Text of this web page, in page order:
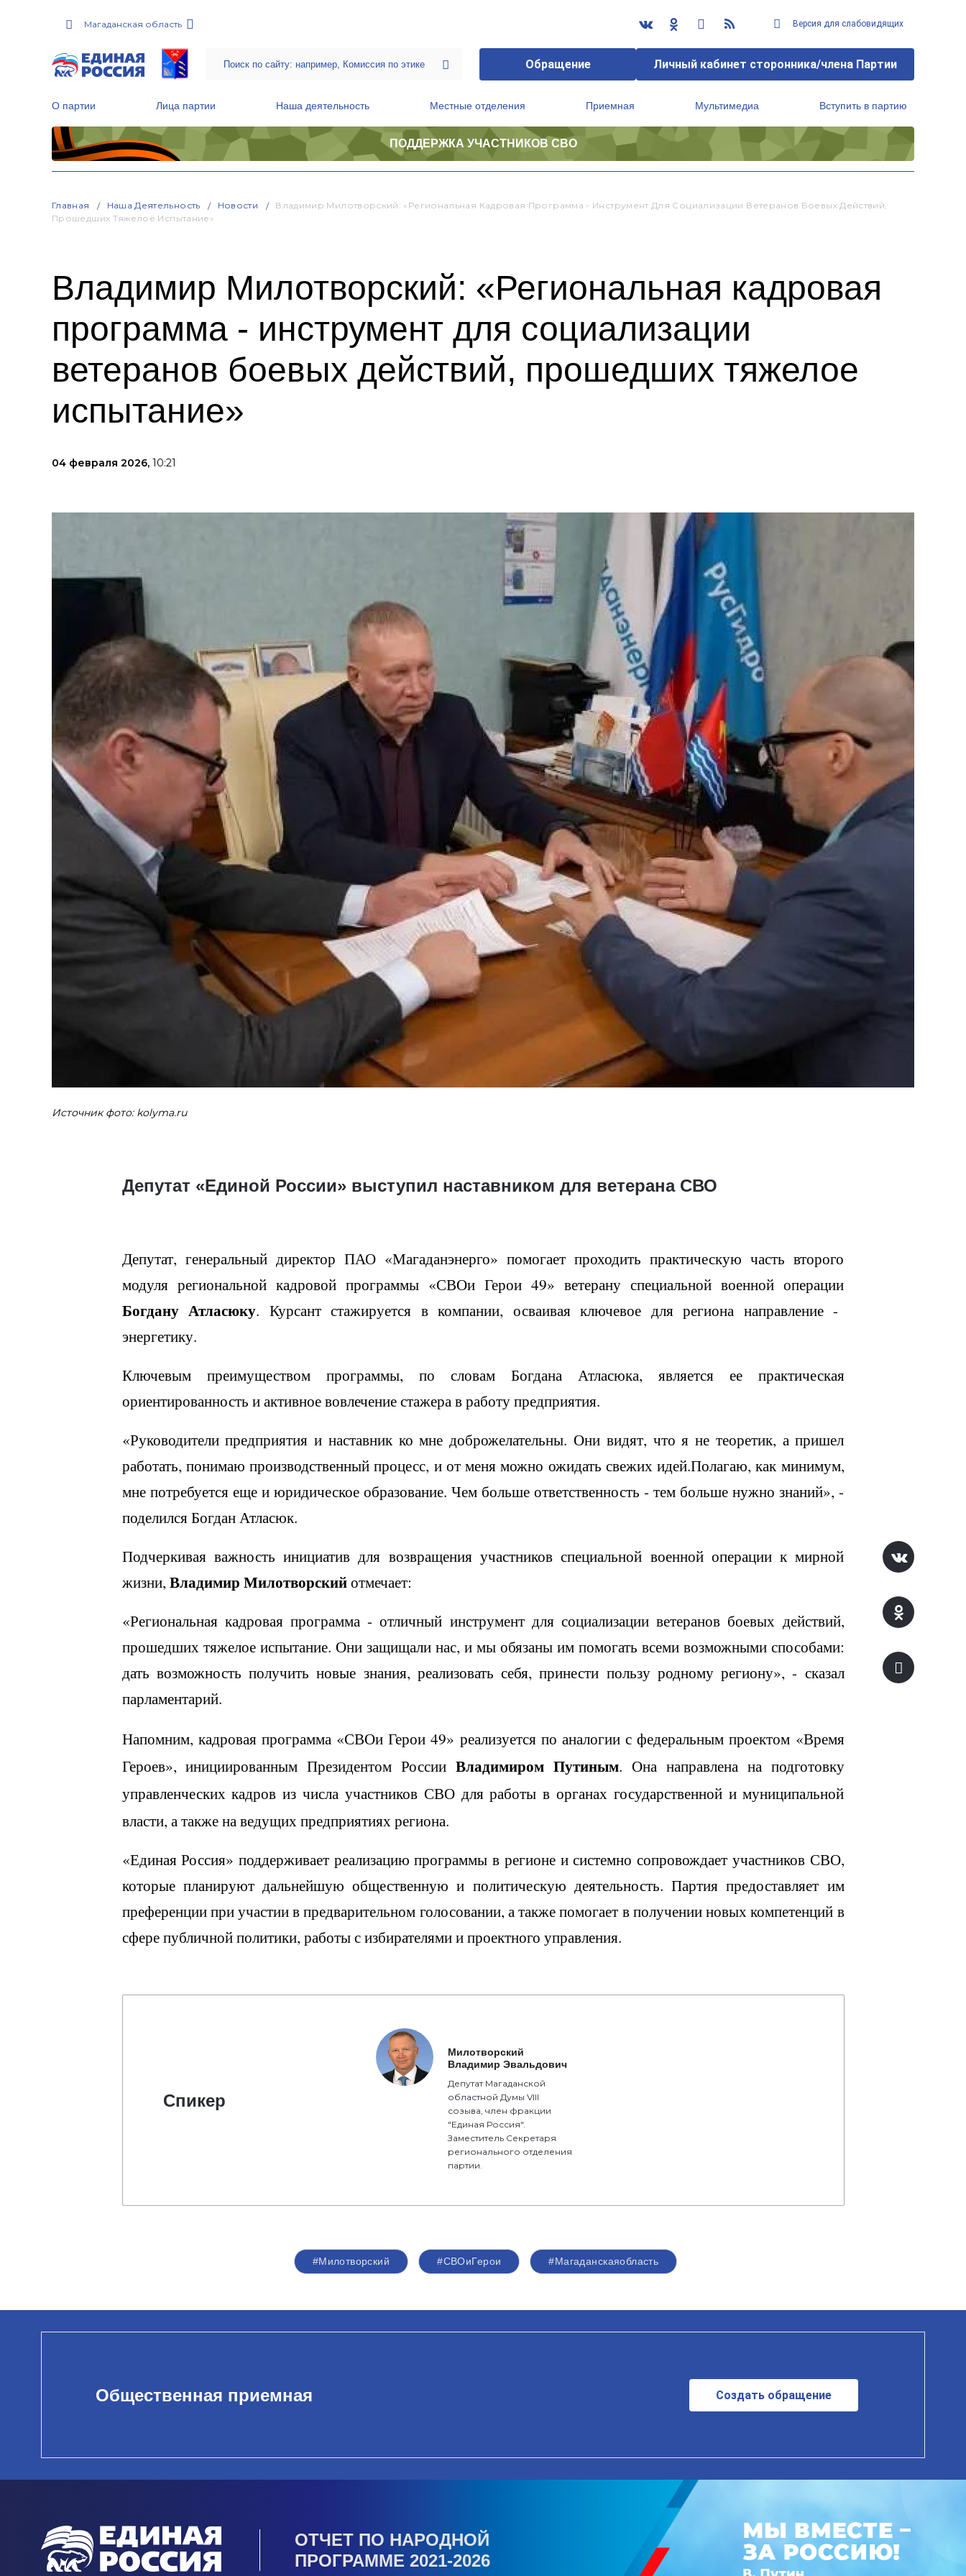
Магаданская область Версия для слабовидящих
Обращение Личный кабинет сторонника/члена Партии
О партии Лица партии Наша деятельность Местные отделения Приемная Мультимедиа Вступить в партию
ПОДДЕРЖКА УЧАСТНИКОВ СВО
Главная Наша Деятельность Новости
Владимир Милотворский: «Региональная Кадровая Программа - Инструмент Для Социализации Ветеранов Боевых Действий,
Прошедших Тяжелое Испытание»
Владимир Милотворский: «Региональная кадровая
программа - инструмент для социализации
ветеранов боевых действий, прошедших тяжелое
испытание»
04 февраля 2026, 10:21
Источник фото: kolyma.ru
Депутат «Единой России» выступил наставником для ветерана СВО
Депутат, генеральный директор ПАО «Магаданэнерго» помогает проходить практическую часть второго
модуля региональной кадровой программы «СВОи Герои 49» ветерану специальной военной операции
Богдану Атласюку. Курсант стажируется в компании, осваивая ключевое для региона направление -
энергетику.
Ключевым преимуществом программы, по словам Богдана Атласюка, является ее практическая
ориентированность и активное вовлечение стажера в работу предприятия.
«Руководители предприятия и наставник ко мне доброжелательны. Они видят, что я не теоретик, а пришел
работать, понимаю производственный процесс, и от меня можно ожидать свежих идей.Полагаю, как минимум,
мне потребуется еще и юридическое образование. Чем больше ответственность - тем больше нужно знаний», -
поделился Богдан Атласюк.
Подчеркивая важность инициатив для возвращения участников специальной военной операции к мирной
жизни, Владимир Милотворскийотмечает:
«Региональная кадровая программа - отличный инструмент для социализации ветеранов боевых действий,
прошедших тяжелое испытание. Они защищали нас, и мы обязаны им помогать всеми возможными способами:
дать возможность получить новые знания, реализовать себя, принести пользу родному региону», - сказал
парламентарий.
Напомним, кадровая программа «СВОи Герои 49» реализуется по аналогии с федеральным проектом «Время
Героев», инициированным Президентом РоссииВладимиром Путиным. Она направлена на подготовку
управленческих кадров из числа участников СВО для работы в органах государственной и муниципальной
власти, а также на ведущих предприятиях региона.
«Единая Россия» поддерживает реализацию программы в регионе и системно сопровождает участников СВО,
которые планируют дальнейшую общественную и политическую деятельность. Партия предоставляет им
преференции при участии в предварительном голосовании, а также помогает в получении новых компетенций в
сфере публичной политики, работы с избирателями и проектного управления.
Спикер
Милотворский
Владимир Эвальдович
Депутат Магаданской
областной Думы VIII
созыва, член фракции
"Единая Россия".
Заместитель Секретаря
регионального отделения
партии.
#Милотворский #СВОиГерои #Магаданскаяобласть
Общественная приемная Создать обращение
ОТЧЕТ ПО НАРОДНОЙ
ПРОГРАММЕ 2021-2026